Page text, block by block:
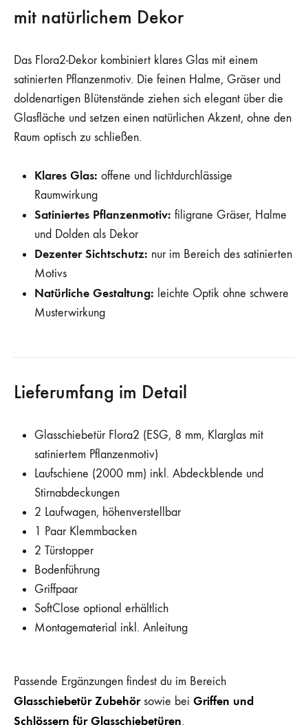
mit natürlichem Dekor
Das Flora2-Dekor kombiniert klares Glas mit einem
satinierten Pflanzenmotiv. Die feinen Halme, Gräser und
doldenartigen Blütenstände ziehen sich elegant über die
Glasfläche und setzen einen natürlichen Akzent, ohne den
Raum optisch zu schließen.
Klares Glas: offene und lichtdurchlässige
Raumwirkung
Satiniertes Pflanzenmotiv: filigrane Gräser, Halme
und Dolden als Dekor
Dezenter Sichtschutz: nur im Bereich des satinierten
Motivs
Natürliche Gestaltung: leichte Optik ohne schwere
Musterwirkung
Lieferumfang im Detail
Glasschiebetür Flora2 (ESG, 8 mm, Klarglas mit
satiniertem Pflanzenmotiv)
Laufschiene (2000 mm) inkl. Abdeckblende und
Stirnabdeckungen
2 Laufwagen, höhenverstellbar
1 Paar Klemmbacken
2 Türstopper
Bodenführung
Griffpaar
SoftClose optional erhältlich
Montagematerial inkl. Anleitung
Passende Ergänzungen findest du im Bereich
Glasschiebetür Zubehörsowie bei Griffen und
Schlössern für Glasschiebetüren.